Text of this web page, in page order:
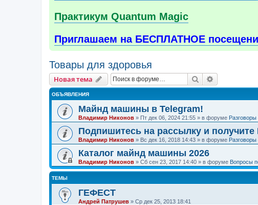
Практикум Quantum Magic
Приглашаем на БЕСПЛАТНОЕ
Товары для здоровья
Новая тема Поиск
ОБЪЯВЛЕНИЯ
Майнд машины в Telegram!
Владимир Никонов » Пт дек 06, 2024 21:55 » в форуме
Подпишитесь на рассылку и
Владимир Никонов » Вс дек 16, 2018 14:43 » в форуме
Каталог майнд машины 2026
Владимир Никонов » Сб сен 23, 2017 14:40 » в форуме Вопросы
ТЕМЫ
ГЕФЕСТ
Андрей Патрушев » Ср дек 25, 2013 18:41